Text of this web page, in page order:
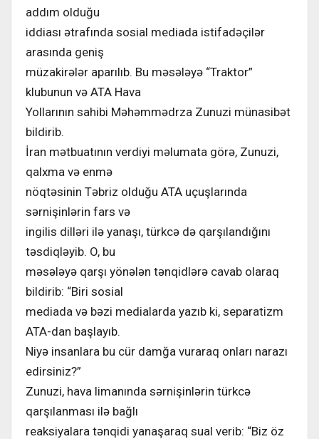
addım olduğu
iddiası ətrafında sosial mediada istifadəçilər
arasında geniş
müzakirələr aparılıb. Bu məsələyə “Traktor”
klubunun və ATA Hava
Yollarının sahibi Məhəmmədrza Zunuzi münasibət
bildirib.
İran mətbuatının verdiyi məlumata görə, Zunuzi,
qalxma və enmə
nöqtəsinin Təbriz olduğu ATA uçuşlarında
sərnişinlərin fars və
ingilis dilləri ilə yanaşı, türkcə də qarşılandığını
təsdiqləyib. O, bu
məsələyə qarşı yönələn tənqidlərə cavab olaraq
bildirib: “Biri sosial
mediada və bəzi medialarda yazıb ki, separatizm
ATA-dan başlayıb.
Niyə insanlara bu cür damğa vuraraq onları narazı
edirsiniz?”
Zunuzi, hava limanında sərnişinlərin türkcə
qarşılanması ilə bağlı
reaksiyalara tənqidi yanaşaraq sual verib: “Biz öz